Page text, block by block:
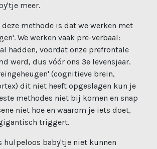
meer.
deze methode is dat we werken met
We werken vaak pre-verbaal:
hadden, voordat onze prefrontale
werd, dus vóór ons 3e levensjaar.
(cognitieve brein,
dit niet heeft opgeslagen kun je
methodes niet bij komen en snap
niet hoe en waarom je iets doet,
triggert.
hulpeloos baby'tje niet kunnen